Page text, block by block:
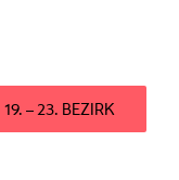
19. – 23. BEZIRK